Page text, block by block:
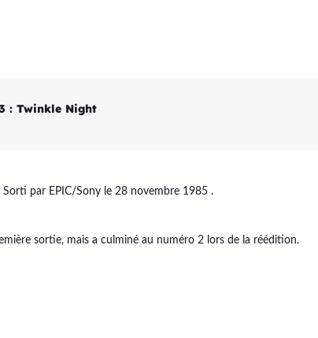
: Twinkle Night
par EPIC/Sony le 28 novembre 1985 .
sortie, mais a culminé au numéro 2 lors de la réédition.